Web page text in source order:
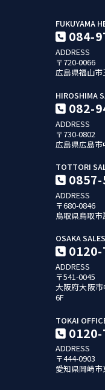
FUKUYAMA
084-
ADDRESS
〒720-0066
広島県福山市
HIROSHIMA
082-
ADDRESS
〒730-0802
広島県広島
TOTTORI
ADDRESS
〒680-0846
鳥取県鳥取市
OSAKA
ADDRESS
〒541-0045
大阪府大阪
6F
TOKAI
ADDRESS
〒444-0903
愛知県岡崎